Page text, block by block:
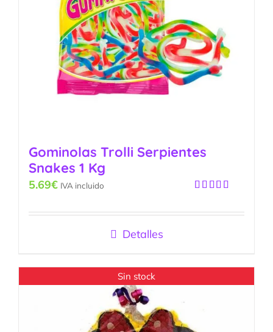
Gominolas Trolli Serpientes
Snakes 1 Kg
con5.00de
5.69€ IVA incluido
Detalles
Sin stock